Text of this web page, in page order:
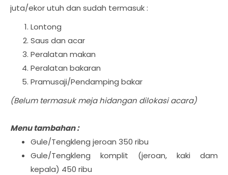
juta/ekor utuh dan sudah termasuk :
Lontong
Saus dan acar
Peralatan makan
Peralatan bakaran
Pramusaji/Pendamping bakar
(Belum termasuk meja hidangan dilokasi acara)
Menu tambahan :
Gule/Tengkleng jeroan 350 ribu
Gule/Tengkleng komplit (jeroan, kaki dam
kepala) 450 ribu